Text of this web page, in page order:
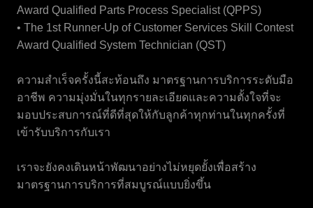
Award Qualified Parts Process Specialist (QPPS)
• The 1st Runner-Up of Customer Services Skill Contest
Award Qualified System Technician (QST)
ความสำเร็จครั้งนี้สะท้อนถึง มาตรฐานการบริการระดับมือ
อาชีพ ความมุ่งมั่นในทุกรายละเอียดและความตั้งใจที่จะ
มอบประสบการณ์ที่ดีที่สุดให้กับลูกค้าทุกท่านในทุกครั้งที่
เข้ารับบริการกับเรา
เราจะยังคงเดินหน้าพัฒนาอย่างไม่หยุดยั้งเพื่อสร้าง
มาตรฐานการบริการที่สมบูรณ์แบบยิ่งขึ้น